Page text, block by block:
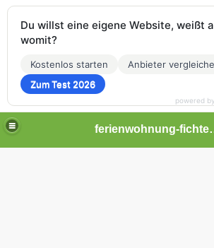
Du willst eine eigene Website, weißt
womit?
Kostenlos starten
Anbieter
Zum Test 2026
powered